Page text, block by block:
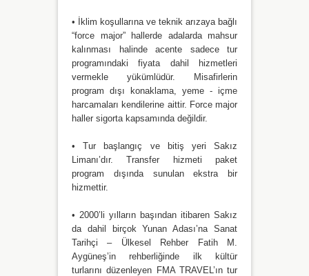
• İklim koşullarına ve teknik arızaya bağlı
“force major” hallerde adalarda mahsur
kalınması halinde acente sadece tur
programındaki fiyata dahil hizmetleri
vermekle yükümlüdür. Misafirlerin
program dışı konaklama, yeme - içme
harcamaları kendilerine aittir. Force major
haller sigorta kapsamında değildir.
• Tur başlangıç ve bitiş yeri Sakız
Limanı’dır. Transfer hizmeti paket
program dışında sunulan ekstra bir
hizmettir.
• 2000’li yılların başından itibaren Sakız
da dahil birçok Yunan Adası’na Sanat
Tarihçi – Ülkesel Rehber Fatih M.
Aygüneş’in rehberliğinde ilk kültür
turlarını düzenleyen FMA TRAVEL’ın tur